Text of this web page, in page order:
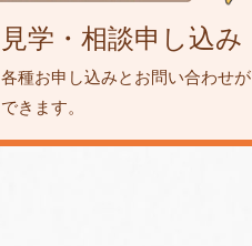
見学・相談申し込み
各種お申し込みとお問い合わせが
できます。